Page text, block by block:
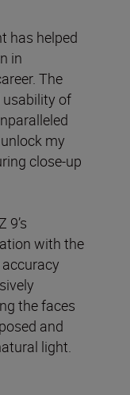
has helped
in
The
usability of
my
close-up
9’s
with the
accuracy
the faces
and
light.